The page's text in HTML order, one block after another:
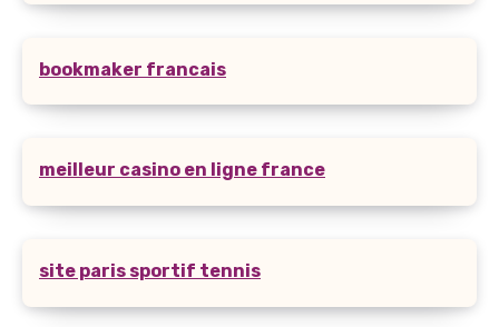
bookmaker francais
meilleur casino en ligne france
site paris sportif tennis